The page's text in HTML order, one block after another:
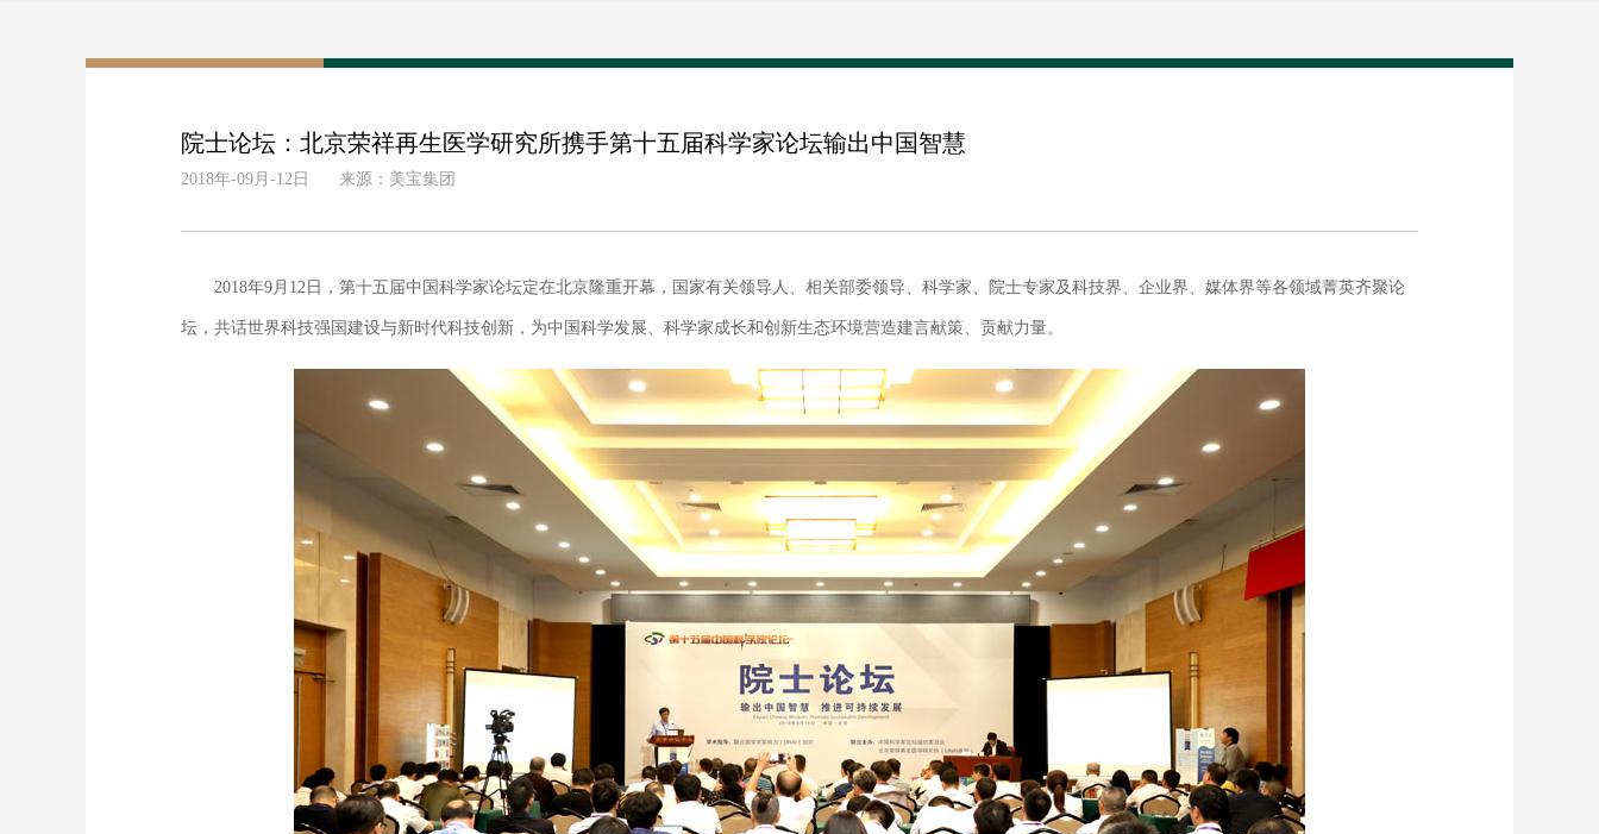
院士论坛：北京荣祥再生医学研究所携手第十五届科学家论坛输出中国智慧
2018年-09月-12日 来源：美宝集团
2018年9月12日，第十五届中国科学家论坛定在北京隆重开幕，国家有关领导人、相关部委领导、科学家、院士专家及科技界、企业界、媒体界等各领域菁英齐聚论
坛，共话世界科技强国建设与新时代科技创新，为中国科学发展、科学家成长和创新生态环境营造建言献策、贡献力量。